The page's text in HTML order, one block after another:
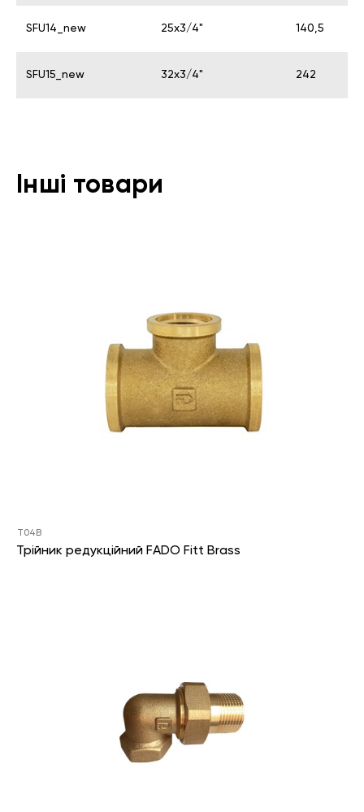
SFU14_new 25х3/4" 140,5
SFU15_new 32х3/4" 242
Інші товари
T04B
Трійник редукційний FADO Fitt Brass